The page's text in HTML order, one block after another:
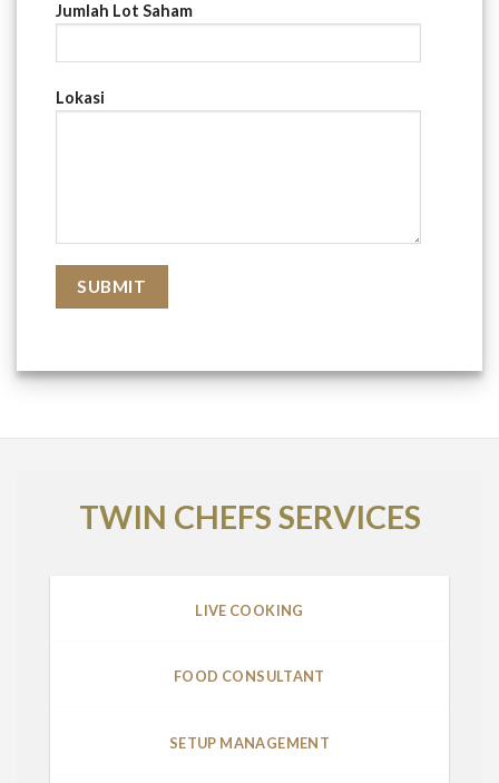
Jumlah Lot Saham
Lokasi
TWIN CHEFS SERVICES
LIVE COOKING
FOOD CONSULTANT
SETUP MANAGEMENT